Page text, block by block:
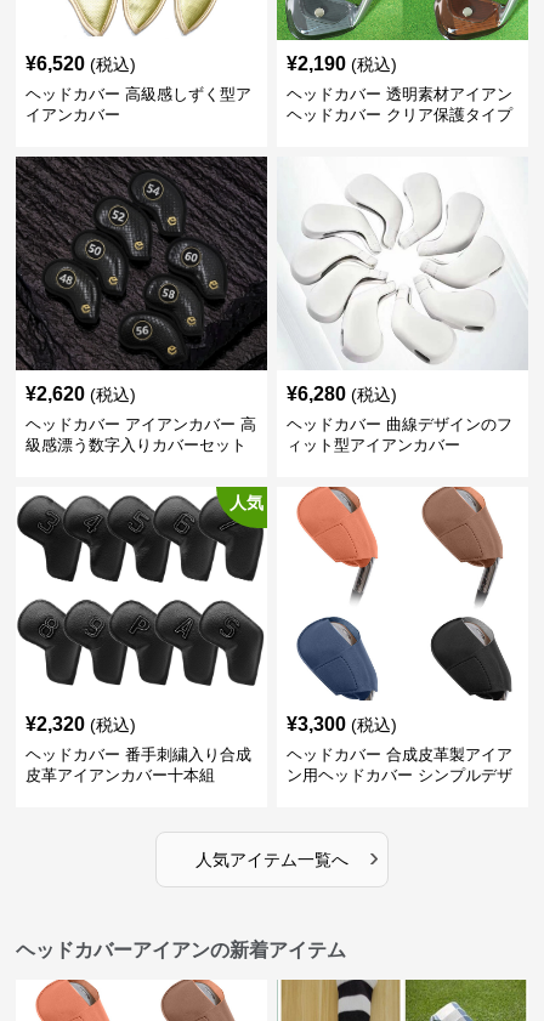
¥6,520 (税込)
ヘッドカバー 高級感しずく型ア
イアンカバー
¥2,190 (税込)
ヘッドカバー 透明素材アイアン
ヘッドカバー クリア保護タイプ
¥2,620 (税込)
ヘッドカバー アイアンカバー 高
級感漂う数字入りカバーセット
¥6,280 (税込)
ヘッドカバー 曲線デザインのフ
ィット型アイアンカバー
人気
¥2,320 (税込)
ヘッドカバー 番手刺繍入り合成
皮革アイアンカバー十本組
¥3,300 (税込)
ヘッドカバー 合成皮革製アイア
ン用ヘッドカバー シンプルデザ
人気アイテム一覧へ ›
ヘッドカバーアイアンの新着アイテム